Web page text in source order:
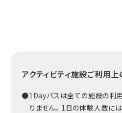
アクティビティ施設ご利用
●1Dayパスは全ての施設の利
りません。 1日の体験人数に